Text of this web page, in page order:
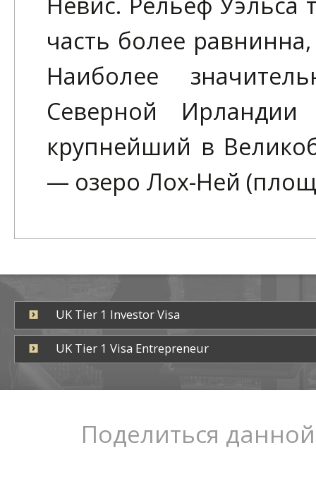
часть более
Наиболее
Северной
крупнейший в
— озеро Лох-Ней
UK Tier 1 Investor Visa
UK Tier 1 Visa Entrepreneur
Поделиться